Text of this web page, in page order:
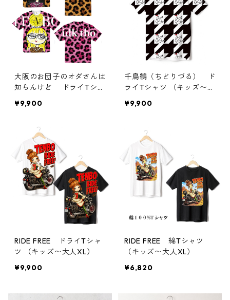
大阪のお団子のオダさんは
知らんけど ドライTシャ
¥9,900
千鳥鶴（ちどりづる） ド
ライTシャツ （キッズ〜大
¥9,900
RIDE FREE ドライTシャ
ツ （キッズ〜大人XL）
¥9,900
RIDE FREE 綿Tシャツ
（キッズ〜大人XL）
¥6,820